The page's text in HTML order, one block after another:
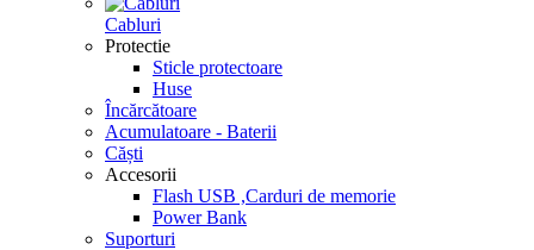
Cabluri
Protectie
Sticle protectoare
Huse
Încărcătoare
Acumulatoare - Baterii
Căști
Accesorii
Flash USB ,Carduri de memorie
Power Bank
Suporturi